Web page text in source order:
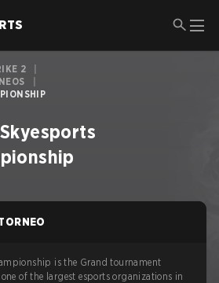
2
is the Grand tournament
of the largest esports organizations in